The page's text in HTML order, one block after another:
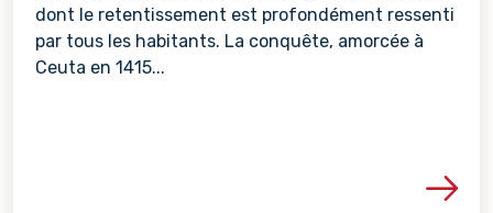
dont le retentissement est profondément ressenti
par tous les habitants. La conquête, amorcée à
Ceuta en 1415...
Voir les détails de la